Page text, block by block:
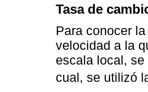
Tasa de
Para conocer
velocidad a la
escala local,
cual, se utilizó